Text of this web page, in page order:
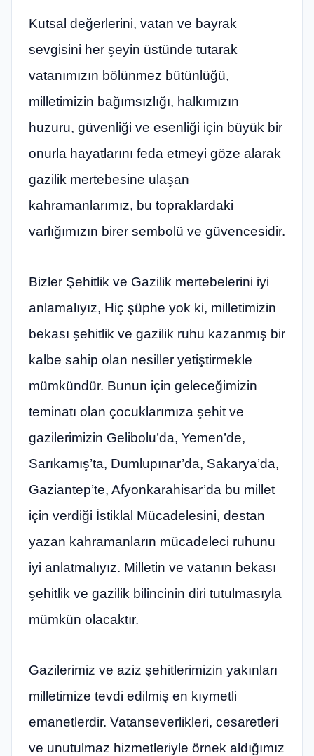
Kutsal değerlerini, vatan ve bayrak
sevgisini her şeyin üstünde tutarak
vatanımızın bölünmez bütünlüğü,
milletimizin bağımsızlığı, halkımızın
huzuru, güvenliği ve esenliği için büyük bir
onurla hayatlarını feda etmeyi göze alarak
gazilik mertebesine ulaşan
kahramanlarımız, bu topraklardaki
varlığımızın birer sembolü ve güvencesidir.
Bizler Şehitlik ve Gazilik mertebelerini iyi
anlamalıyız, Hiç şüphe yok ki, milletimizin
bekası şehitlik ve gazilik ruhu kazanmış bir
kalbe sahip olan nesiller yetiştirmekle
mümkündür. Bunun için geleceğimizin
teminatı olan çocuklarımıza şehit ve
gazilerimizin Gelibolu’da, Yemen’de,
Sarıkamış’ta, Dumlupınar’da, Sakarya’da,
Gaziantep’te, Afyonkarahisar’da bu millet
için verdiği İstiklal Mücadelesini, destan
yazan kahramanların mücadeleci ruhunu
iyi anlatmalıyız. Milletin ve vatanın bekası
şehitlik ve gazilik bilincinin diri tutulmasıyla
mümkün olacaktır.
Gazilerimiz ve aziz şehitlerimizin yakınları
milletimize tevdi edilmiş en kıymetli
emanetlerdir. Vatanseverlikleri, cesaretleri
ve unutulmaz hizmetleriyle örnek aldığımız